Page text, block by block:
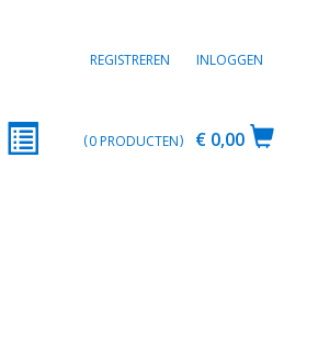
REGISTREREN INLOGGEN
€ 0,00
0PRODUCTEN